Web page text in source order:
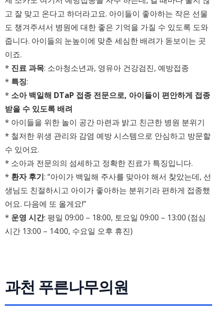
고 잘 맞고 온다고 하더라고요. 아이들이 좋아하는 작은 선물
도 챙겨주셔서 병원에 대한 좋은 기억을 가질 수 있도록 도와
줍니다. 아이들의 눈높이에 맞춘 세심한 배려가 돋보이는 곳
이죠.
* 진료 과목: 소아청소년과, 영유아 건강검진, 예방접종
* 특징:
* 소아 백일해 DTaP 접종 전문으로, 아이들이 편안하게 접종
받을 수 있도록 배려
* 아이들을 위한 놀이 공간 마련과 밝고 친근한 병원 분위기
* 철저한 위생 관리와 감염 예방 시스템으로 안심하고 방문할
수 있어요.
* 소아과 전문의의 섬세하고 정확한 진료가 특징입니다.
* 환자 후기: “아이가 백일해 주사를 맞아야 해서 찾았는데, 선
생님도 친절하시고 아이가 좋아하는 분위기라 편하게 접종했
어요. 다음에 또 올게요!”
* 운영 시간: 평일 09:00 – 18:00, 토요일 09:00 – 13:00 (점심
시간 13:00 – 14:00, 수요일 오후 휴진)
과천 푸른나무의원